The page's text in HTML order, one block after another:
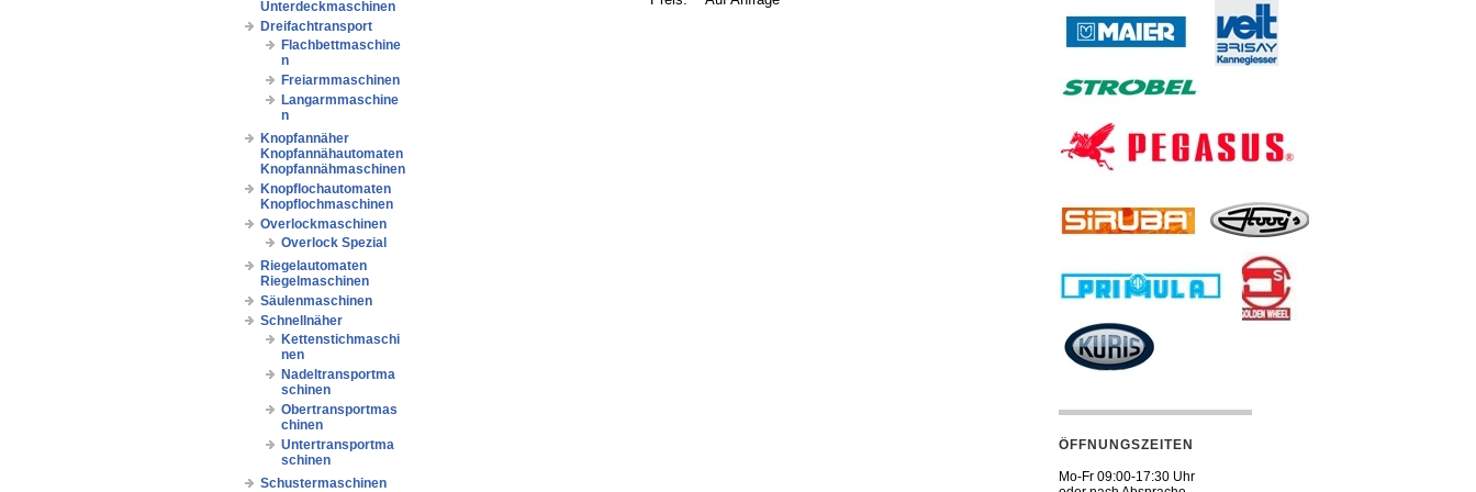
Unterdeckmaschinen
Dreifachtransport
Flachbettmaschine
n
Freiarmmaschinen
Langarmmaschine
n
Knopfannäher
Knopfannähautomaten
Knopfannähmaschinen
Knopflochautomaten
Knopflochmaschinen
Overlockmaschinen
Overlock Spezial
Riegelautomaten
Riegelmaschinen
Säulenmaschinen
Schnellnäher
Kettenstichmaschi
nen
Nadeltransportma
schinen
Obertransportmas
chinen
Untertransportma
schinen
Schustermaschinen
ÖFFNUNGSZEITEN
Mo-Fr 09:00-17:30 Uhr